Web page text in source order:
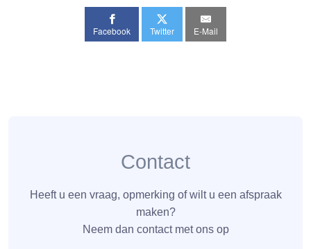
Facebook Twitter E-Mail
Contact
Heeft u een vraag, opmerking of wilt u een afspraak
maken?
Neem dan contact met ons op